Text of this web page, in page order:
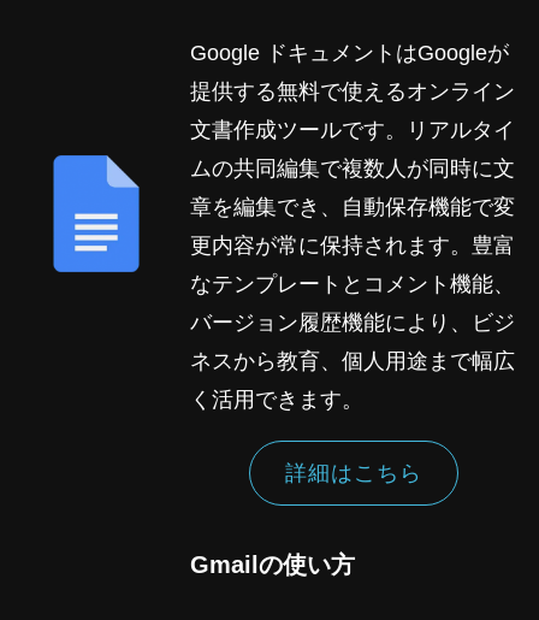
Google ドキュメントはGoogleが
提供する無料で使えるオンライン
文書作成ツールです。リアルタイ
ムの共同編集で複数人が同時に文
章を編集でき、自動保存機能で変
更内容が常に保持されます。豊富
なテンプレートとコメント機能、
バージョン履歴機能により、ビジ
ネスから教育、個人用途まで幅広
く活用できます。
詳細はこちら
Gmailの使い方